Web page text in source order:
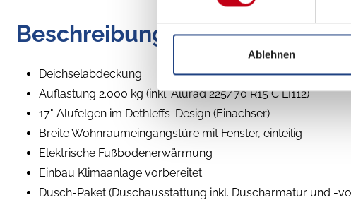
Ablehnen
Beschreibung
Deichselabdeckung
Auflastung 2.000 kg (inkl. Alurad 225/70 R15 C LI112)
17" Alufelgen im Dethleffs-Design (Einachser)
Breite Wohnraumeingangstüre mit Fenster, einteilig
Elektrische Fußbodenerwärmung
Einbau Klimaanlage vorbereitet
Dusch-Paket (Duschausstattung inkl. Duscharmatur und -